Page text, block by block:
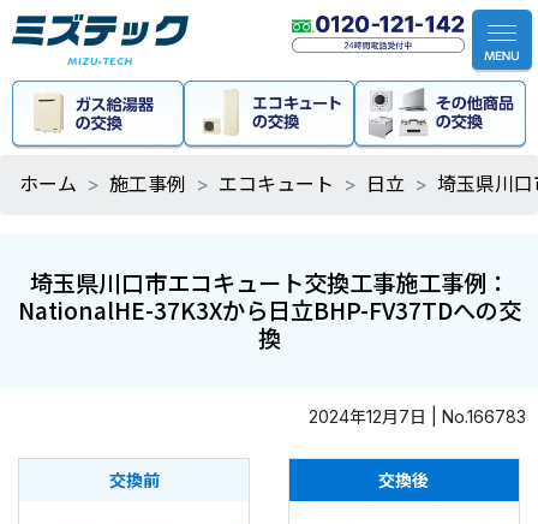
ホーム 施工事例 エコキュート 日立 埼玉県川
埼玉県川口市エコキュート交換工事施工事例：
NationalHE-37K3Xから日立BHP-FV37TDへの交
換
2024年12月7日 | No.166783
交換前 交換後